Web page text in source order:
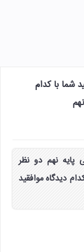
شما با کدام
اجتماعی پایه نهم دو نظر
دیدگاه موافقید